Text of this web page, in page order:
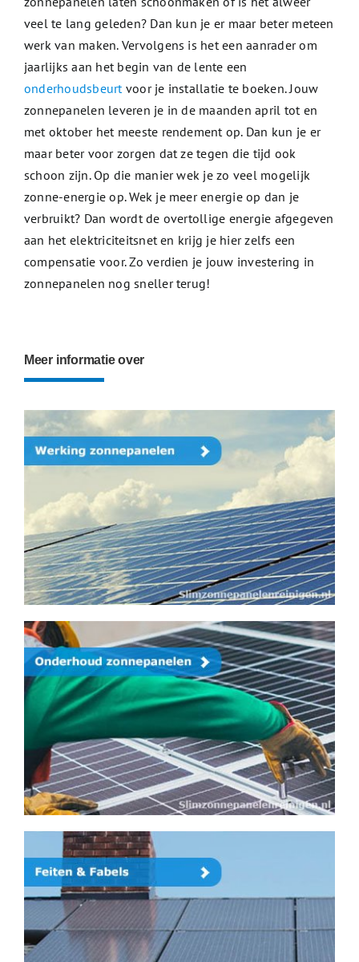
veel te lang geleden? Dan kun je er maar beter meteen
werk van maken. Vervolgens is het een aanrader om
jaarlijks aan het begin van de lente een
onderhoudsbeurtvoor je installatie te boeken. Jouw
zonnepanelen leveren je in de maanden april tot en
met oktober het meeste rendement op. Dan kun je er
maar beter voor zorgen dat ze tegen die tijd ook
schoon zijn. Op die manier wek je zo veel mogelijk
zonne-energie op. Wek je meer energie op dan je
verbruikt? Dan wordt de overtollige energie afgegeven
aan het elektriciteitsnet en krijg je hier zelfs een
compensatie voor. Zo verdien je jouw investering in
zonnepanelen nog sneller terug!
Meer informatie over